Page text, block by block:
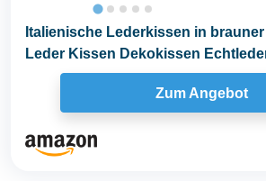
Italienische Lederkissen in
Leder Kissen Dekokissen
Rückenkissen...
Zum Angebot